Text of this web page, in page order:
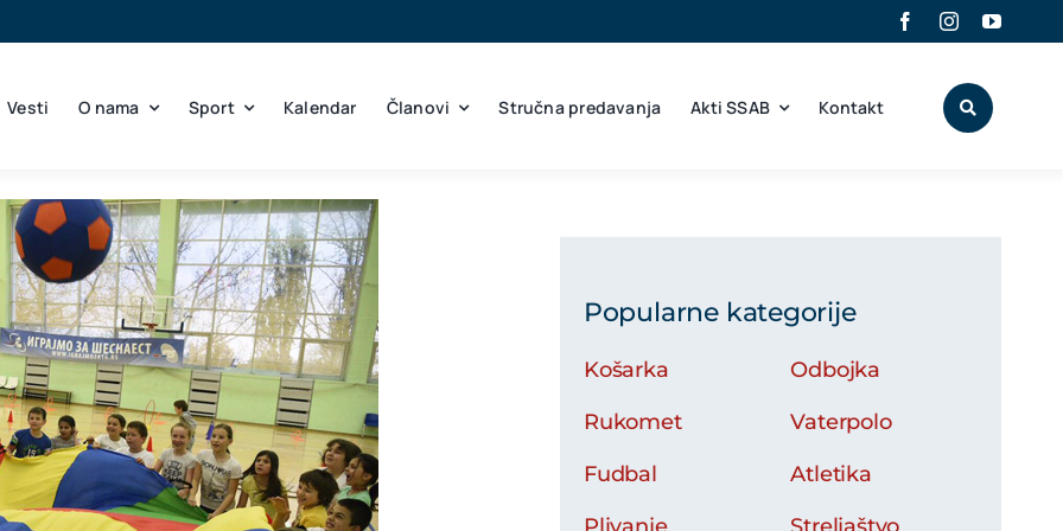
Vesti O nama Sport Kalendar Članovi Stručna predavanja Akti SSAB Kontakt
Popularne kategorije
Košarka
Rukomet
Fudbal
Odbojka
Vaterpolo
Atletika